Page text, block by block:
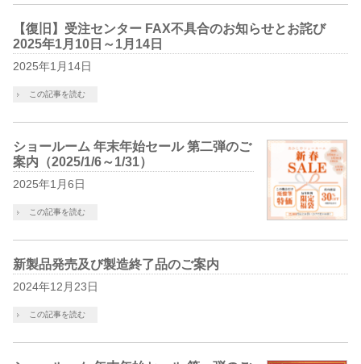
【復旧】受注センター FAX不具合のお知らせとお詫び
2025年1月10日～1月14日
2025年1月14日
この記事を読む
ショールーム 年末年始セール 第二弾のご
案内（2025/1/6～1/31）
2025年1月6日
この記事を読む
新製品発売及び製造終了品のご案内
2024年12月23日
この記事を読む